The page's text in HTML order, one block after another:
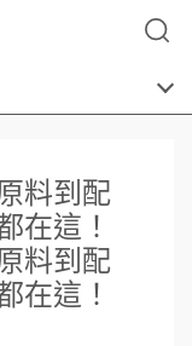
料到配
在這！
料到配
在這！